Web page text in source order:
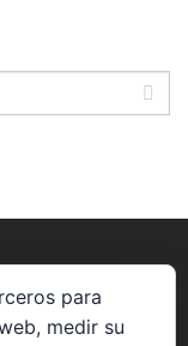
lucro cuya misión
para
medir su